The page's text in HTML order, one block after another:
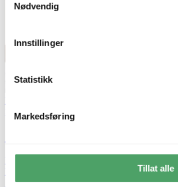
Nødvendig
Innstillinger
Statistikk
Markedsføring
Tillat alle
Lagertømming
Nova Life
kr 1 079,-
kr 3 599,-
70%